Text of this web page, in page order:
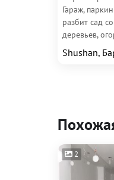
Гараж,
разбит сад
деревьев,
Shushan,
2